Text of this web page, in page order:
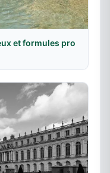
et formules pro